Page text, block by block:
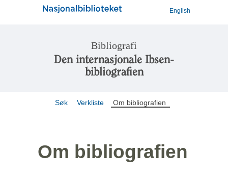
English
Bibliografi
Den internasjonale Ibsen-
bibliografien
Søk Verkliste Om bibliografien
Om bibliografien